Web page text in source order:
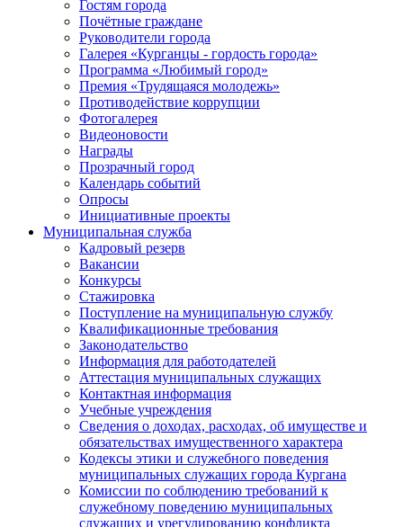
Гостям города
Почётные граждане
Руководители города
Галерея «Курганцы - гордость города»
Программа «Любимый город»
Премия «Трудящаяся молодежь»
Противодействие коррупции
Фотогалерея
Видеоновости
Награды
Прозрачный город
Календарь событий
Опросы
Инициативные проекты
Муниципальная служба
Кадровый резерв
Вакансии
Конкурсы
Стажировка
Поступление на муниципальную службу
Квалификационные требования
Законодательство
Информация для работодателей
Аттестация муниципальных служащих
Контактная информация
Учебные учреждения
Сведения о доходах, расходах, об имуществе и
обязательствах имущественного характера
Кодексы этики и служебного поведения
муниципальных служащих города Кургана
Комиссии по соблюдению требований к
служебному поведению муниципальных
служащих и урегулированию конфликта